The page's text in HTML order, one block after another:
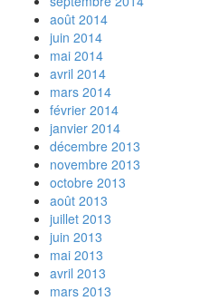
août 2014
juin 2014
mai 2014
avril 2014
mars 2014
février 2014
janvier 2014
décembre 2013
novembre 2013
octobre 2013
août 2013
juillet 2013
juin 2013
mai 2013
avril 2013
mars 2013